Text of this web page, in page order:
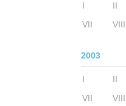
I II
VII
VIII
2003
I II
VII
VIII